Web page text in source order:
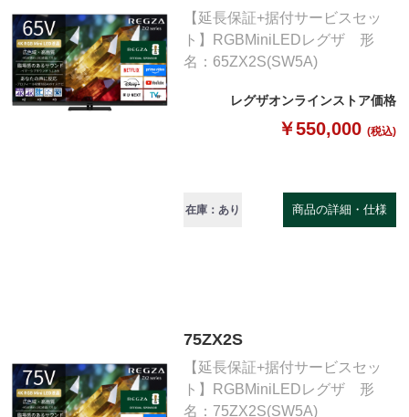
【延長保証+据付サービスセッ
ト】RGBMiniLEDレグザ 形
名：65ZX2S(SW5A)
レグザオンラインストア価格
￥550,000 (税込)
在庫：あり 商品の詳細・仕様
75ZX2S
【延長保証+据付サービスセッ
ト】RGBMiniLEDレグザ 形
名：75ZX2S(SW5A)